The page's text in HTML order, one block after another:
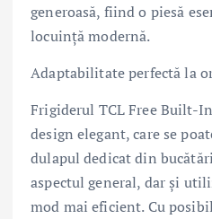
generoasă, fiind o piesă
locuință modernă.
Adaptabilitate perfectă la
Frigiderul TCL Free Built-
design elegant, care se
dulapul dedicat din
aspectul general, dar și
mod mai eficient. Cu